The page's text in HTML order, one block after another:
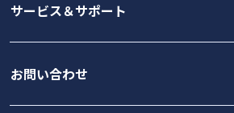
サービス＆サポート
お問い合わせ